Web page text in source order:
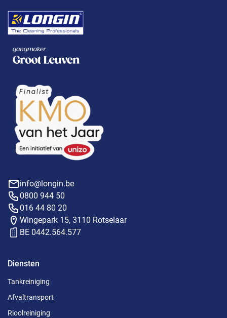
info@longin.be
0800 944 50
016 44 80 20
Wingepark 15, 3110 Rotselaar
BE 0442.564.577
Diensten
Tankreiniging
Afvaltransport
Rioolreiniging